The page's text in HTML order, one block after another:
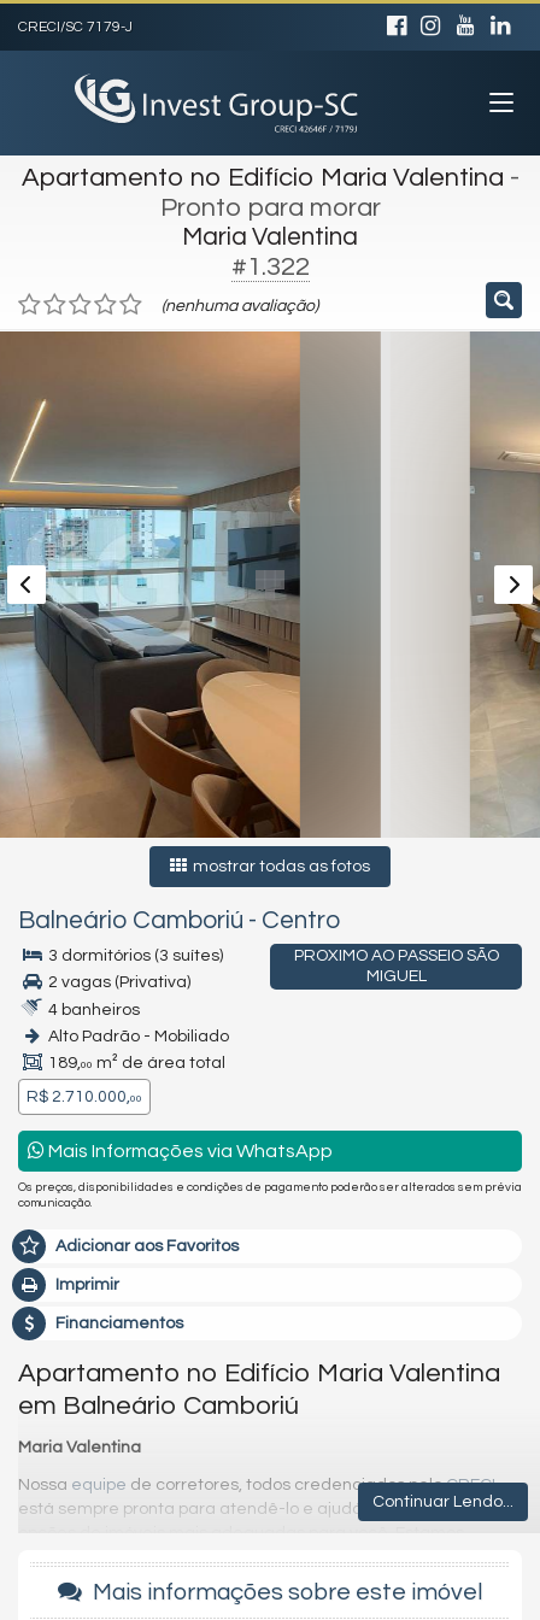
CRECI/SC 7179-J
Apartamento no Edifício Maria Valentina -
Pronto para morar
Maria Valentina
#1.322
(nenhuma avaliação)
mostrar todas as fotos
Balneário Camboriú - Centro
PROXIMO AO PASSEIO SÃO
MIGUEL
3 dormitórios (3 suítes)
2 vagas (Privativa)
4 banheiros
Alto Padrão - Mobiliado
189,00 m² de área total
R$ 2.710.000,00
Mais Informações via WhatsApp
Os preços, disponibilidades e condições de pagamento poderão ser alterados sem prévia
comunicação.
Adicionar aos Favoritos
Imprimir
Financiamentos
Apartamento no Edifício Maria Valentina
em Balneário Camboriú
Maria Valentina
Nossa equipe de corretores, todos credenciados peloCRECI,
está sempre pronta para atendê-lo e ajudá-lo a encontrar as
opções de imóveis mais adequadas para você. Estamos
investimento em
Balneário Camboriú
e região, garantindo que
você faça negócios com total segurança.
Continuar Lendo...
Mais informações sobre este imóvel